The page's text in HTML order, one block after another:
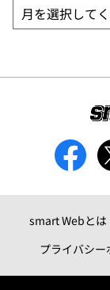
smart Webとは
プライバシー